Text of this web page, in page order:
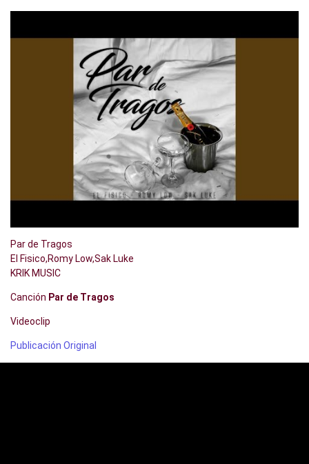
Par de Tragos
El Fisico,Romy Low,Sak Luke
KRIK MUSIC
Canción Par de Tragos
Videoclip
Publicación Original